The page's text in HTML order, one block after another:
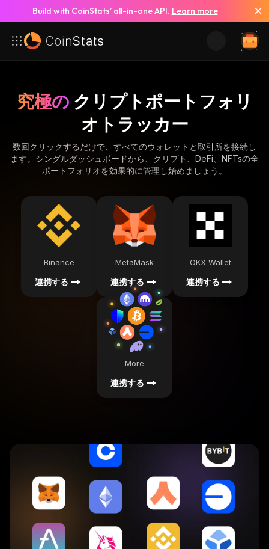
Build with CoinStats’ all-in-one API. Learn more
究極の クリプトポートフォリ
オトラッカー
数回クリックするだけで、すべてのウォレットと取引所を接続し
ます。シングルダッシュボードから、クリプト、DeFi、NFTsの全
ポートフォリオを効果的に管理し始めましょう。
Binance
連携する
MetaMask
連携する
OKX Wallet
連携する
More
連携する